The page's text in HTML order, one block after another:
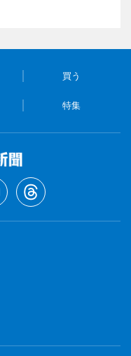
買う
特集